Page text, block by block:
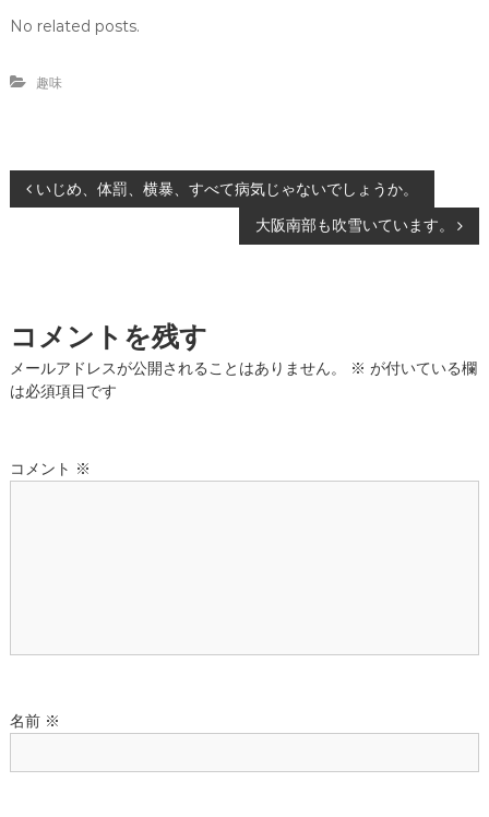
ド
No related posts.
趣味
投
ビ
ゲ
シ
いじめ、体罰、横暴、すべて病気じゃないでしょうか。
大阪南部も吹雪いています。
コメントを残す
メールアドレスが公開されることはありません。 ※ が付いている欄
は必須項目です
コメント ※
名前 ※